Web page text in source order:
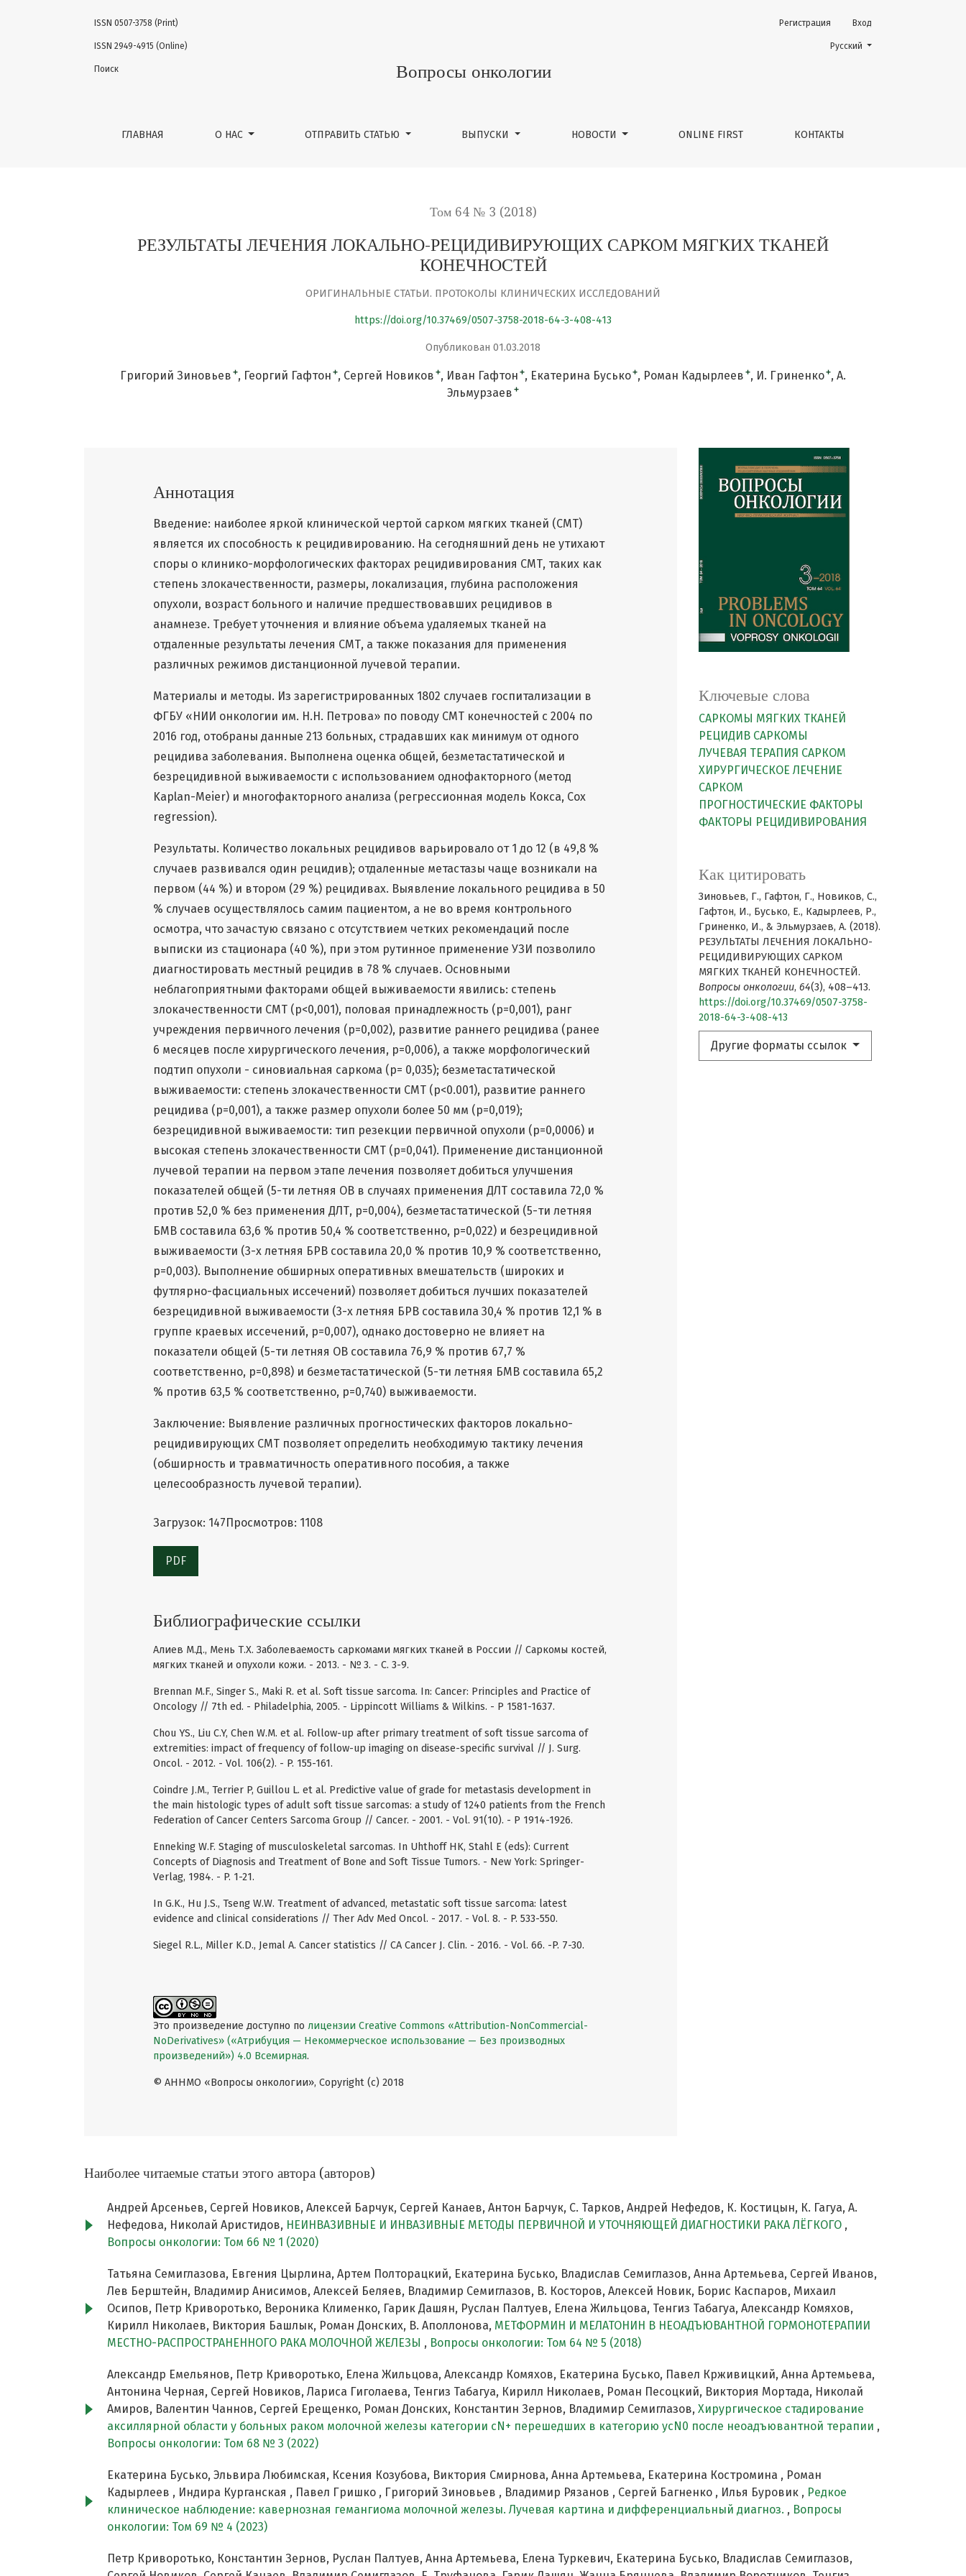
РЕЗУЛЬТАТЫ ЛЕЧЕНИЯ ЛОКАЛЬНО-РЕЦИДИВИРУЮЩИХ САРКОМ МЯГКИХ ТКАНЕЙ КОНЕЧНОСТЕЙ
Вопросы онкологии
ГЛАВНАЯ О НАС ОТПРАВИТЬ СТАТЬЮ ВЫПУСКИ НОВОСТИ ONLINE FIRST КОНТАКТЫ
Регистрация Вход
ISSN 0507-3758 (Print)
ISSN 2949-4915 (Online)
Поиск
Change the language. The
Русский
Том 64 № 3 (2018)
РЕЗУЛЬТАТЫ ЛЕЧЕНИЯ ЛОКАЛЬНО-РЕЦИДИВИРУЮЩИХ САРКОМ МЯГКИХ ТКАНЕЙ
КОНЕЧНОСТЕЙ
ОРИГИНАЛЬНЫЕ СТАТЬИ. ПРОТОКОЛЫ КЛИНИЧЕСКИХ ИССЛЕДОВАНИЙ
https://doi.org/10.37469/0507-3758-2018-64-3-408-413
Опубликован 01.03.2018
Григорий Зиновьев + Георгий Гафтон + Сергей Новиков + Иван Гафтон + Екатерина Бусько+ Роман Кадырлеев + И. Гриненко+ А.
Эльмурзаев +
Ключевые слова
САРКОМЫ МЯГКИХ ТКАНЕЙ
РЕЦИДИВ САРКОМЫ
ЛУЧЕВАЯ ТЕРАПИЯ САРКОМ
ХИРУРГИЧЕСКОЕ ЛЕЧЕНИЕ
САРКОМ
ПРОГНОСТИЧЕСКИЕ ФАКТОРЫ
ФАКТОРЫ РЕЦИДИВИРОВАНИЯ
Как цитировать
Зиновьев, Г., Гафтон, Г., Новиков, С.,
Гафтон, И., Бусько, Е., Кадырлеев, Р.,
Гриненко, И., & Эльмурзаев, А. (2018).
РЕЗУЛЬТАТЫ ЛЕЧЕНИЯ ЛОКАЛЬНО-
РЕЦИДИВИРУЮЩИХ САРКОМ
МЯГКИХ ТКАНЕЙ КОНЕЧНОСТЕЙ.
Вопросы онкологии, 64(3), 408–413.
https://doi.org/10.37469/0507-3758-
2018-64-3-408-413
Другие форматы ссылок
Аннотация
Введение: наиболее яркой клинической чертой сарком мягких тканей (СМТ)
является их способность к рецидивированию. На сегодняшний день не утихают
споры о клинико-морфологических факторах рецидивирования СМТ, таких как
степень злокачественности, размеры, локализация, глубина расположения
опухоли, возраст больного и наличие предшествовавших рецидивов в
анамнезе. Требует уточнения и влияние объема удаляемых тканей на
отдаленные результаты лечения СМТ, а также показания для применения
различных режимов дистанционной лучевой терапии.
Материалы и методы. Из зарегистрированных 1802 случаев госпитализации в
ФГБУ «НИИ онкологии им. Н.Н. Петрова» по поводу СМТ конечностей с 2004 по
2016 год, отобраны данные 213 больных, страдавших как минимум от одного
рецидива заболевания. Выполнена оценка общей, безметастатической и
безрецидивной выживаемости с использованием однофакторного (метод
Kaplan-Meier) и многофакторного анализа (регрессионная модель Кокса, Cox
regression).
Результаты. Количество локальных рецидивов варьировало от 1 до 12 (в 49,8 %
случаев развивался один рецидив); отдаленные метастазы чаще возникали на
первом (44 %) и втором (29 %) рецидивах. Выявление локального рецидива в 50
% случаев осуществлялось самим пациентом, а не во время контрольного
осмотра, что зачастую связано с отсутствием четких рекомендаций после
выписки из стационара (40 %), при этом рутинное применение УЗИ позволило
диагностировать местный рецидив в 78 % случаев. Основными
неблагоприятными факторами общей выживаемости явились: степень
злокачественности СМТ (p<0,001), половая принадлежность (p=0,001), ранг
учреждения первичного лечения (p=0,002), развитие раннего рецидива (ранее
6 месяцев после хирургического лечения, p=0,006), а также морфологический
подтип опухоли - синовиальная саркома (p= 0,035); безметастатической
выживаемости: степень злокачественности СМТ (p<0.001), развитие раннего
рецидива (p=0,001), а также размер опухоли более 50 мм (p=0,019);
безрецидивной выживаемости: тип резекции первичной опухоли (p=0,0006) и
высокая степень злокачественности СМТ (p=0,041). Применение дистанционной
лучевой терапии на первом этапе лечения позволяет добиться улучшения
показателей общей (5-ти летняя ОВ в случаях применения ДЛТ составила 72,0 %
против 52,0 % без применения ДЛТ, p=0,004), безметастатической (5-ти летняя
БМВ составила 63,6 % против 50,4 % соответственно, p=0,022) и безрецидивной
выживаемости (3-х летняя БРВ составила 20,0 % против 10,9 % соответственно,
p=0,003). Выполнение обширных оперативных вмешательств (широких и
футлярно-фасциальных иссечений) позволяет добиться лучших показателей
безрецидивной выживаемости (3-х летняя БРВ составила 30,4 % против 12,1 % в
группе краевых иссечений, p=0,007), однако достоверно не влияет на
показатели общей (5-ти летняя ОВ составила 76,9 % против 67,7 %
соответственно, p=0,898) и безметастатической (5-ти летняя БМВ составила 65,2
% против 63,5 % соответственно, p=0,740) выживаемости.
Заключение: Выявление различных прогностических факторов локально-
рецидивирующих СМТ позволяет определить необходимую тактику лечения
(обширность и травматичность оперативного пособия, а также
целесообразность лучевой терапии).
Загрузок: 147Просмотров: 1108
PDF
Библиографические ссылки
Алиев М.Д., Мень Т.Х. Заболеваемость саркомами мягких тканей в России // Саркомы костей,
мягких тканей и опухоли кожи. - 2013. - № 3. - С. 3-9.
Brennan M.F., Singer S., Maki R. et al. Soft tissue sarcoma. In: Cancer: Principles and Practice of
Oncology // 7th ed. - Philadelphia, 2005. - Lippincott Williams & Wilkins. - P 1581-1637.
Chou YS., Liu C.Y, Chen W.M. et al. Follow-up after primary treatment of soft tissue sarcoma of
extremities: impact of frequency of follow-up imaging on disease-specific survival // J. Surg.
Oncol. - 2012. - Vol. 106(2). - P. 155-161.
Coindre J.M., Terrier P, Guillou L. et al. Predictive value of grade for metastasis development in
the main histologic types of adult soft tissue sarcomas: a study of 1240 patients from the French
Federation of Cancer Centers Sarcoma Group // Cancer. - 2001. - Vol. 91(10). - P 1914-1926.
Enneking W.F. Staging of musculoskeletal sarcomas. In Uhthoff HK, Stahl E (eds): Current
Concepts of Diagnosis and Treatment of Bone and Soft Tissue Tumors. - New York: Springer-
Verlag, 1984. - P. 1-21.
In G.K., Hu J.S., Tseng W.W. Treatment of advanced, metastatic soft tissue sarcoma: latest
evidence and clinical considerations // Ther Adv Med Oncol. - 2017. - Vol. 8. - P. 533-550.
Siegel R.L., Miller K.D., Jemal A. Cancer statistics // CA Cancer J. Clin. - 2016. - Vol. 66. -P. 7-30.
Это произведение доступно по лицензии Creative Commons «Attribution-NonCommercial-
NoDerivatives» («Атрибуция — Некоммерческое использование — Без производных
произведений») 4.0 Всемирная.
© АННМО «Вопросы онкологии», Copyright (c) 2018
Наиболее читаемые статьи этого автора (авторов)
Андрей Арсеньев, Сергей Новиков, Алексей Барчук, Сергей Канаев, Антон Барчук, С. Тарков, Андрей Нефедов, К. Костицын, К. Гагуа, А.
Нефедова, Николай Аристидов, НЕИНВАЗИВНЫЕ И ИНВАЗИВНЫЕ МЕТОДЫ ПЕРВИЧНОЙ И УТОЧНЯЮЩЕЙ ДИАГНОСТИКИ РАКА ЛЁГКОГО ,
Вопросы онкологии: Том 66 № 1 (2020)
Татьяна Семиглазова, Евгения Цырлина, Артем Полторацкий, Екатерина Бусько, Владислав Семиглазов, Анна Артемьева, Сергей Иванов,
Лев Берштейн, Владимир Анисимов, Алексей Беляев, Владимир Семиглазов, В. Косторов, Алексей Новик, Борис Каспаров, Михаил
Осипов, Петр Криворотько, Вероника Клименко, Гарик Дашян, Руслан Палтуев, Елена Жильцова, Тенгиз Табагуа, Александр Комяхов,
Кирилл Николаев, Виктория Башлык, Роман Донских, В. Аполлонова, МЕТФОРМИН И МЕЛАТОНИН В НЕОАДЪЮВАНТНОЙ ГОРМОНОТЕРАПИИ
МЕСТНО-РАСПРОСТРАНЕННОГО РАКА МОЛОЧНОЙ ЖЕЛЕЗЫ , Вопросы онкологии: Том 64 № 5 (2018)
Александр Емельянов, Петр Криворотько, Елена Жильцова, Александр Комяхов, Екатерина Бусько, Павел Крживицкий, Анна Артемьева,
Антонина Черная, Сергей Новиков, Лариса Гиголаева, Тенгиз Табагуа, Кирилл Николаев, Роман Песоцкий, Виктория Мортада, Николай
Амиров, Валентин Чаннов, Сергей Ерещенко, Роман Донских, Константин Зернов, Владимир Семиглазов, Хирургическое стадирование
аксиллярной области у больных раком молочной железы категории сN+ перешедших в категорию ycN0 после неоадъювантной терапии ,
Вопросы онкологии: Том 68 № 3 (2022)
Екатерина Бусько, Эльвира Любимская, Ксения Козубова, Виктория Смирнова, Анна Артемьева, Екатерина Костромина , Роман
Кадырлеев , Индира Курганская , Павел Гришко , Григорий Зиновьев , Владимир Рязанов , Сергей Багненко , Илья Буровик , Редкое
клиническое наблюдение: кавернозная гемангиома молочной железы. Лучевая картина и дифференциальный диагноз. , Вопросы
онкологии: Том 69 № 4 (2023)
Петр Криворотько, Константин Зернов, Руслан Палтуев, Анна Артемьева, Елена Туркевич, Екатерина Бусько, Владислав Семиглазов,